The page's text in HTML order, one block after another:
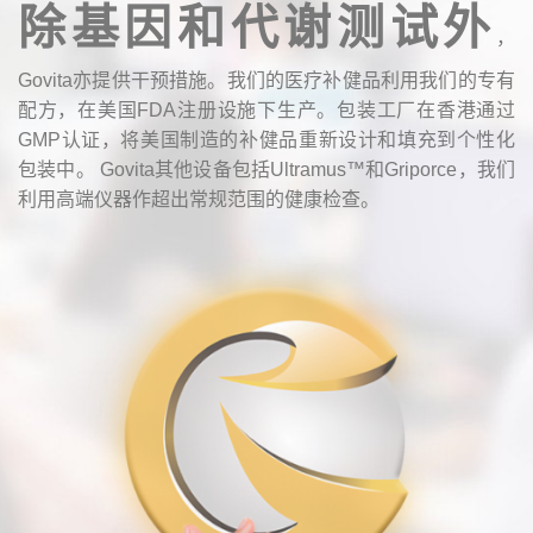
除基因和代谢测试外 ，
Govita亦提供干预措施。我们的医疗补健品利用我们的专有
配方，在美国FDA注册设施下生产。包装工厂在香港通过
GMP认证，将美国制造的补健品重新设计和填充到个性化
包装中。 Govita其他设备包括Ultramus™和Griporce，我们
利用高端仪器作超出常规范围的健康检查。